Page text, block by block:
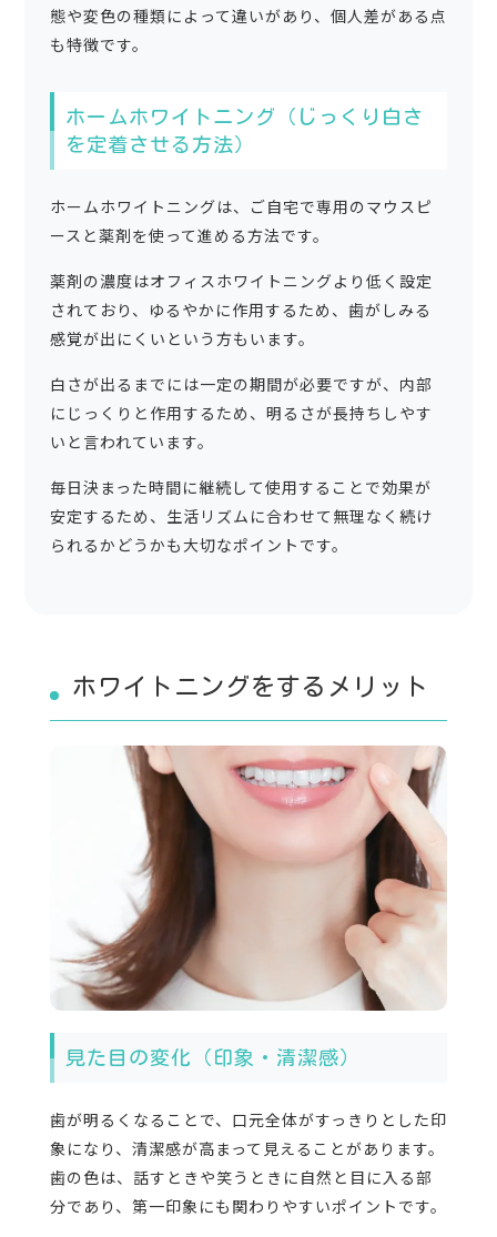
態や変色の種類によって違いがあり、個人差がある点
も特徴です。
ホームホワイトニング（じっくり白さ
を定着させる方法）
ホームホワイトニングは、ご自宅で専用のマウスピ
ースと薬剤を使って進める方法です。
薬剤の濃度はオフィスホワイトニングより低く設定
されており、ゆるやかに作用するため、歯がしみる
感覚が出にくいという方もいます。
白さが出るまでには一定の期間が必要ですが、内部
にじっくりと作用するため、明るさが長持ちしやす
いと言われています。
毎日決まった時間に継続して使用することで効果が
安定するため、生活リズムに合わせて無理なく続け
られるかどうかも大切なポイントです。
ホワイトニングをするメリット
見た目の変化（印象・清潔感）
歯が明るくなることで、口元全体がすっきりとした印
象になり、清潔感が高まって見えることがあります。
歯の色は、話すときや笑うときに自然と目に入る部
分であり、第一印象にも関わりやすいポイントです。